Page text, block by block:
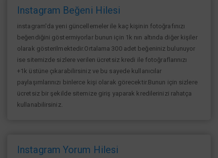
Instagram Beğeni Hilesi
instagram'da yeni güncellemeler ile kaç kişinin fotoğrafınızı
beğendiğini göstermiyorlar bunun için 1k nın altında diğer kişiler
olarak gösterilmektedir.Ortalama 300 adet beğeniniz bulunuyor
ise sitemizde sizlere verilen ücretsiz kredi ile fotoğraflarınızı
+1k üstüne çıkarabilirsiniz ve bu sayede kullanıcılar
paylaşımlarınızı binlerce kişi olarak görecektir.Bunun için sizlere
ücretsiz bir şekilde sitemize giriş yaparak kredilerinizi rahatça
kullanabilirsiniz.
Instagram Yorum Hilesi